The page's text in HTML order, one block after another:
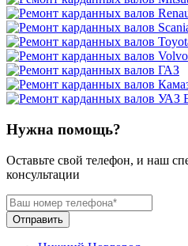
Нужна помощь?
Оставьте свой телефон, и наш
консультации
Отправить